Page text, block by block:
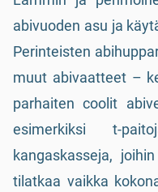
abivuoden asu ja
Perinteisten
muut abivaatteet –
parhaiten coolit
esimerkiksi t-
kangaskasseja,
tilatkaa vaikka